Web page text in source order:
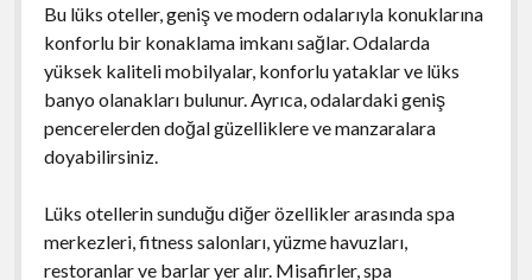
Bu lüks oteller, geniş ve modern odalarıyla konuklarına
konforlu bir konaklama imkanı sağlar. Odalarda
yüksek kaliteli mobilyalar, konforlu yataklar ve lüks
banyo olanakları bulunur. Ayrıca, odalardaki geniş
pencerelerden doğal güzelliklere ve manzaralara
doyabilirsiniz.
Lüks otellerin sunduğu diğer özellikler arasında spa
merkezleri, fitness salonları, yüzme havuzları,
restoranlar ve barlar yer alır. Misafirler, spa